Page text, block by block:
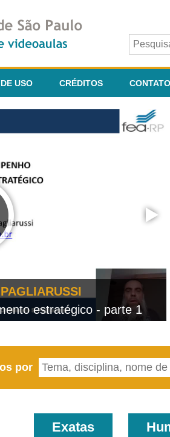
USO CRÉDITOS CONTATO
estratégico - parte 1
por
Exatas